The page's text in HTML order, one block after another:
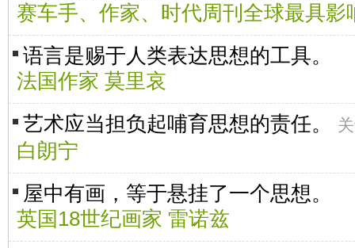
赛车手、作家、时代周刊全球最具影
语言是赐于人类表达思想的工具。
法国作家 莫里哀
艺术应当担负起哺育思想的责任。
白朗宁
屋中有画，等于悬挂了一个思想。
英国18世纪画家 雷诺兹